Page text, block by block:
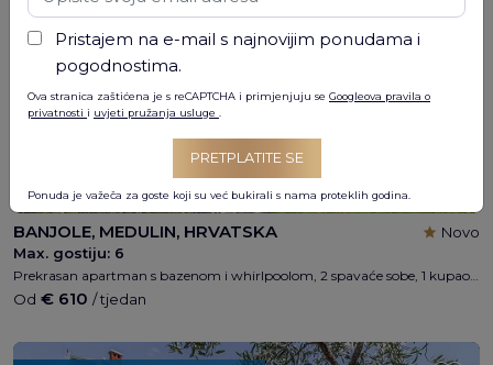
BANJOLE, MEDULIN, HRVATSKA
Novo
Max. gostiju: 6
Prekrasan apartman s bazenom i whirlpoolom, 2 spavaće sobe, 1 kupaonica, max 4 + 2 osobe, pogled na more, parking, dječje igralište, besplatni WI-FI, 300m od plaže, 5min. od Pule, 5 min. iz Medulina
Od € 610 / tjedan
Pristajem na e-mail s najnovijim ponudama i
pogodnostima.
Ova stranica zaštićena je s reCAPTCHA i primjenjuju se Googleova pravila o
privatnosti i uvjeti pružanja usluge
PRETPLATITE SE
Ponuda je važeča za goste koji su već bukirali s nama proteklih godina.